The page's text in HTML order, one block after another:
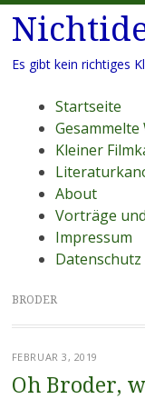
Es gibt kein richtiges
Menü
Zum
Inhalt
springen
Startseite
Gesammelte
Kleiner
About
Vorträge
Impressum
Datenschutz
BRODER
FEBRUAR 3, 2019
Oh Broder,